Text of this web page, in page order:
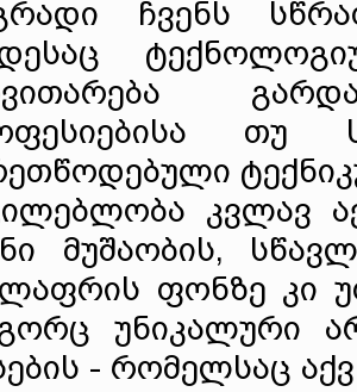
ჩვენს
თუ
კვლავ
მუშაობის,
ფონზე კი
უნიკალური
- რომელსაც